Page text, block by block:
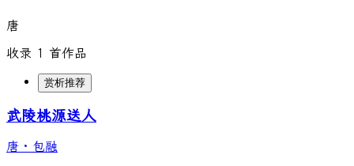
唐
收录 1 首作品
赏析推荐
武陵桃源送人
唐 · 包融